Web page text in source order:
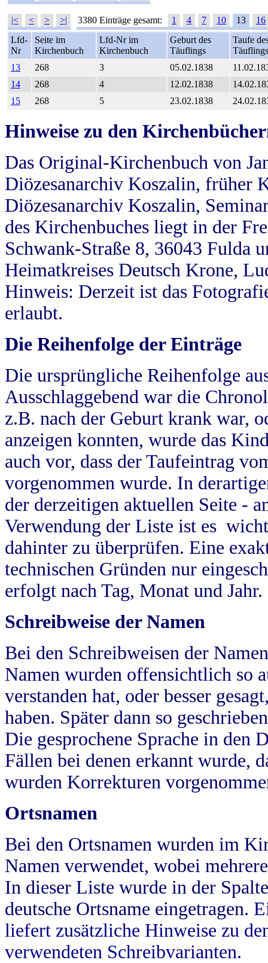
|< < > >| 3380 Einträge gesamt: 1 4 7 10 13
16
Lfd-
Nr
Seite im
Kirchenbuch
Lfd-Nr im
Kirchenbuch
Geburt des
Täuflings
Taufe
Täuflings
13
268 3 05.02.1838
14
268 4 12.02.1838
15
268 5 23.02.1838
Hinweise zu den
Das Original-Kirchenbuch von
Diözesanarchiv Koszalin, früher
Diözesanarchiv Koszalin,
des Kirchenbuches liegt in der
Schwank-Straße 8, 36043 Fulda
Heimatkreises Deutsch Krone,
Hinweis: Derzeit ist das
erlaubt.
Die Reihenfolge der Einträge
Die ursprüngliche Reihenfolge
Ausschlaggebend war die
z.B. nach der Geburt krank war,
anzeigen konnten, wurde das
auch vor, dass der Taufeintrag
vorgenommen wurde. In
der derzeitigen aktuellen Seite -
Verwendung der Liste ist es
dahinter zu überprüfen. Eine
technischen Gründen nur
erfolgt nach Tag, Monat und Jahr.
Schreibweise der Namen
Bei den Schreibweisen der
Namen wurden offensichtlich so
verstanden hat, oder besser
haben. Später dann so
Die gesprochene Sprache in
Fällen bei denen erkannt wurde,
wurden Korrekturen
Ortsnamen
Bei den Ortsnamen wurden im
Namen verwendet, wobei
In dieser Liste wurde in der
deutsche Ortsname eingetragen.
liefert zusätzliche Hinweise zu
verwendeten Schreibvarianten.